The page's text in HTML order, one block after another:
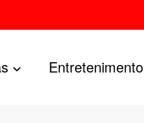
Entretenimento